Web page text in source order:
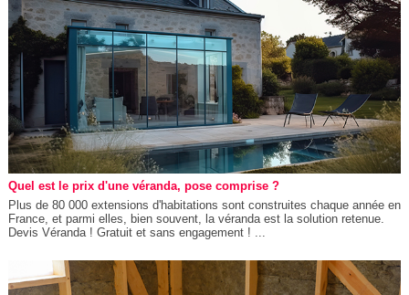
Quel est le prix d'une véranda, pose comprise ?
Plus de 80 000 extensions d'habitations sont construites chaque année en
France, et parmi elles, bien souvent, la véranda est la solution retenue.
Devis Véranda ! Gratuit et sans engagement ! ...